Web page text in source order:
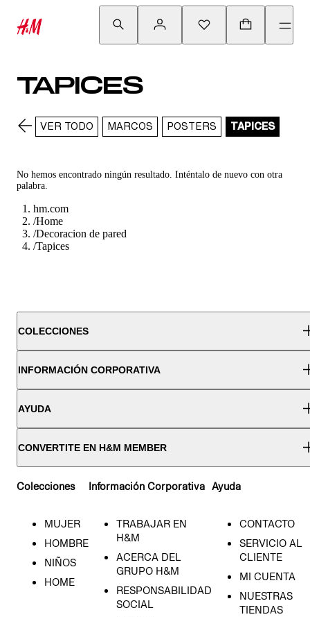
TAPICES
VER TODO MARCOS POSTERS TAPICES
No hemos encontrado ningún resultado. Inténtalo de nuevo con otra
palabra.
hm.com
/Home
/Decoracion de pared
/Tapices
COLECCIONES
INFORMACIÓN CORPORATIVA
AYUDA
CONVERTITE EN H&M MEMBER
Colecciones
MUJER
HOMBRE
NIÑOS
HOME
Información Corporativa
TRABAJAR EN
H&M
ACERCA DEL
GRUPO H&M
RESPONSABILIDAD
SOCIAL
Ayuda
CONTACTO
SERVICIO AL
CLIENTE
MI CUENTA
NUESTRAS
TIENDAS